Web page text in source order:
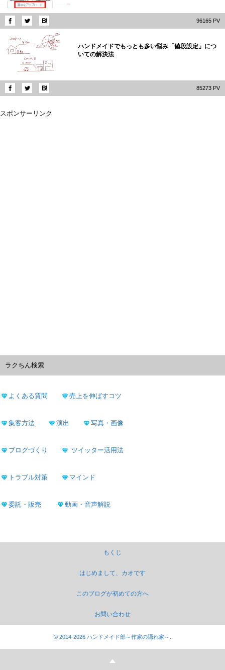
96165 PV
ハンドメイドでもっとも多い悩み「値段設定」につ
いての解決法
85273 PV
スポンサーリンク
ラクちん検索
よくある質問 売上を伸ばすコツ
集客方法 演出 写真・画像
ブログづくり ツイッター活用法
トラブル対策 マインド
委託・販売 動画・音声解説
もくじ
はじめまして、カオです
このブログが初めての方へ
お問い合わせ
© 2014-2026 ハンドメイド部～作家の隠れ家～